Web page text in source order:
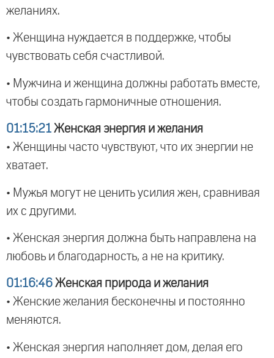
желаниях.
• Женщина нуждается в поддержке, чтобы
чувствовать себя счастливой.
• Мужчина и женщина должны работать вместе,
чтобы создать гармоничные отношения.
01:15:21 Женская энергия и желания
• Женщины часто чувствуют, что их энергии не
хватает.
• Мужья могут не ценить усилия жен, сравнивая
их с другими.
• Женская энергия должна быть направлена на
любовь и благодарность, а не на критику.
01:16:46 Женская природа и желания
• Женские желания бесконечны и постоянно
меняются.
• Женская энергия наполняет дом, делая его